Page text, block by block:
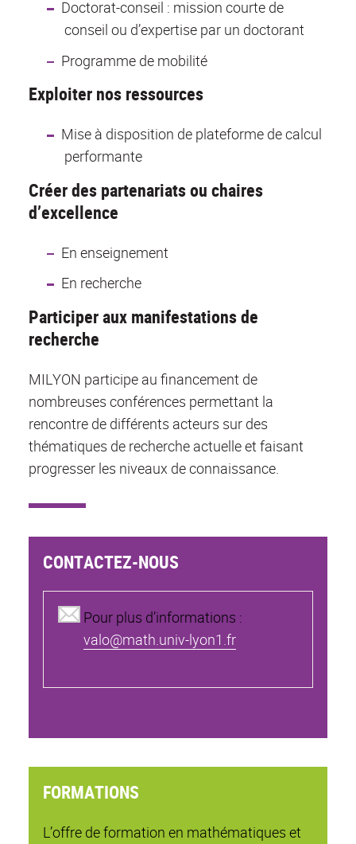
Doctorat-conseil : mission courte de
conseil ou d’expertise par un doctorant
Programme de mobilité
Exploiter nos ressources
Mise à disposition de plateforme de calcul
performante
Créer des partenariats ou chaires
d’excellence
En enseignement
En recherche
Participer aux manifestations de
recherche
MILYON participe au financement de
nombreuses conférences permettant la
rencontre de différents acteurs sur des
thématiques de recherche actuelle et faisant
progresser les niveaux de connaissance.
CONTACTEZ-NOUS
Pour plus d’informations :
valo@math.univ-lyon1.fr
FORMATIONS
L’offre de formation en mathématiques et